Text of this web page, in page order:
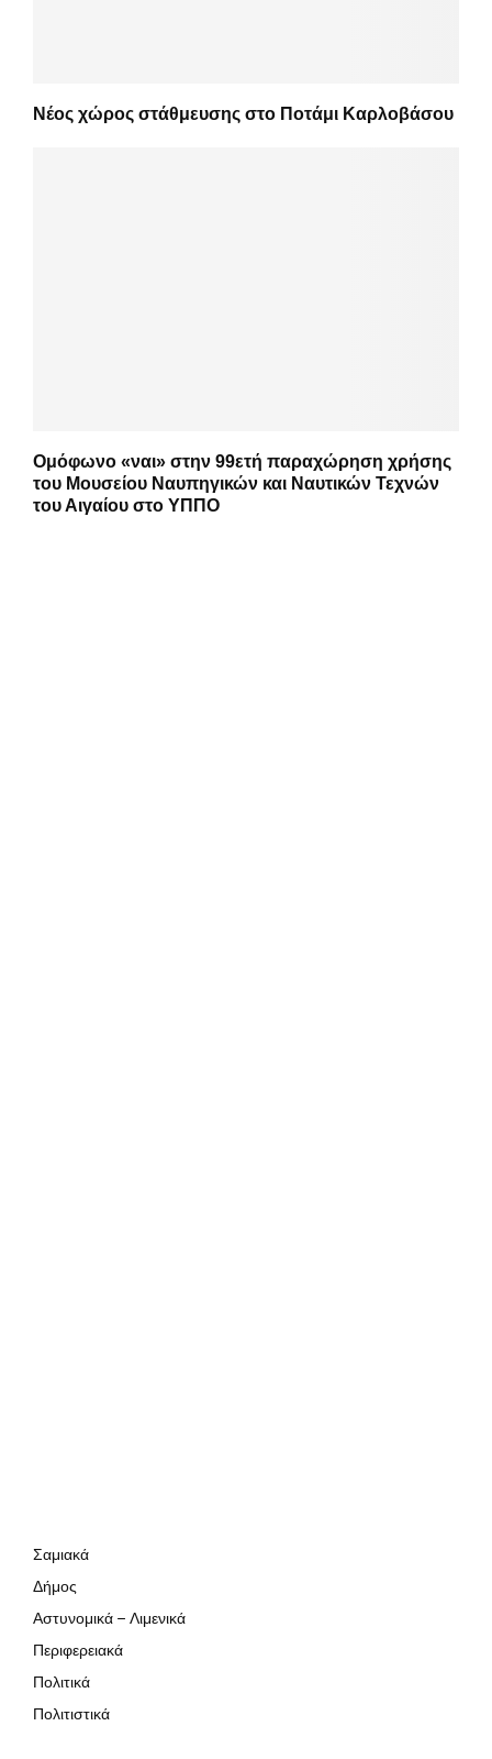
Νέος χώρος στάθμευσης στο Ποτάμι Καρλοβάσου
Ομόφωνο «ναι» στην 99ετή παραχώρηση χρήσης
του Μουσείου Ναυπηγικών και Ναυτικών Τεχνών
του Αιγαίου στο ΥΠΠΟ
Σαμιακά
Δήμος
Αστυνομικά – Λιμενικά
Περιφερειακά
Πολιτικά
Πολιτιστικά